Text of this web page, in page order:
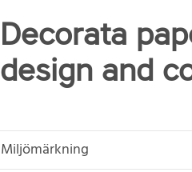
Decorata
design and
Miljömärkning